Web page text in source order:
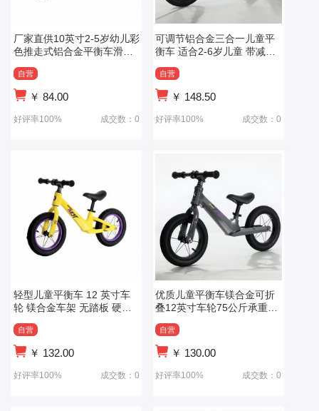
厂家直供10英寸2-5岁幼儿彩
色推走式铝合金平衡车滑行
自营
￥ 84.00
好评率100% 成交数：0
可调节铝合金三合一儿童平
衡车 适合2-6岁儿童 带减震
自营
￥ 148.50
好评率100% 成交数：0
轻型儿童平衡车 12 英寸车
轮 镁合金车架 无踏板 硬质
自营
￥ 132.00
好评率100% 成交数：0
优质儿童平衡车镁合金可折
叠12英寸车轮75公斤承重能
自营
￥ 130.00
好评率100% 成交数：0